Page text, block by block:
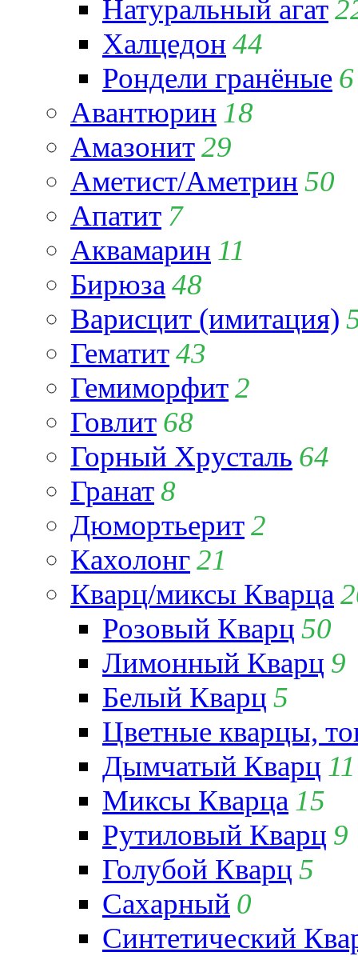
Натуральный агат
Халцедон 44
Рондели гранёные 6
Авантюрин 18
Амазонит29
Аметист/Аметрин 50
Апатит 7
Аквамарин 11
Бирюза 48
Варисцит (имитация)
Гематит43
Гемиморфит2
Говлит 68
Горный Хрусталь 64
Гранат8
Дюмортьерит2
Кахолонг21
Кварц/миксы Кварца
Розовый Кварц 50
Лимонный Кварц 9
Белый Кварц 5
Цветные кварцы,
Дымчатый Кварц 11
Миксы Кварца 15
Рутиловый Кварц 9
Голубой Кварц 5
Сахарный 0
Синтетический